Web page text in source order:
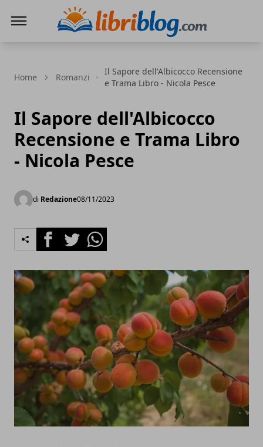
Home Romanzi
Il Sapore dell'Albicocco Recensione
e Trama Libro - Nicola Pesce
Il Sapore dell'Albicocco
Recensione e Trama Libro
- Nicola Pesce
di Redazione08/11/2023
FacebookTwitterWhatsapp